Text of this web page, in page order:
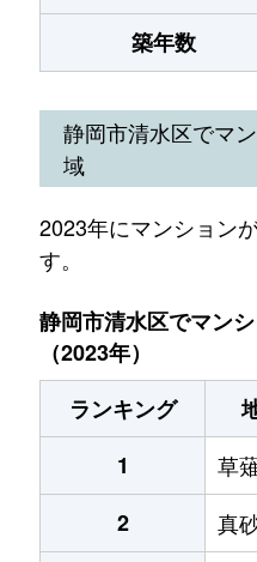
築年数
静岡市清水区でマ
域
2023年にマンション
す。
静岡市清水区でマン
（2023年）
ランキング
1
草
2
真